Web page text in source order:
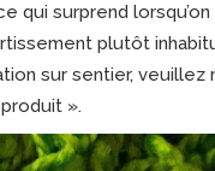
qui surprend
plutôt
sur sentier,
».